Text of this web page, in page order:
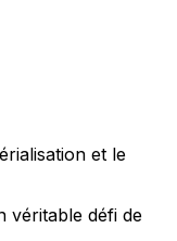
et le
véritable défi de